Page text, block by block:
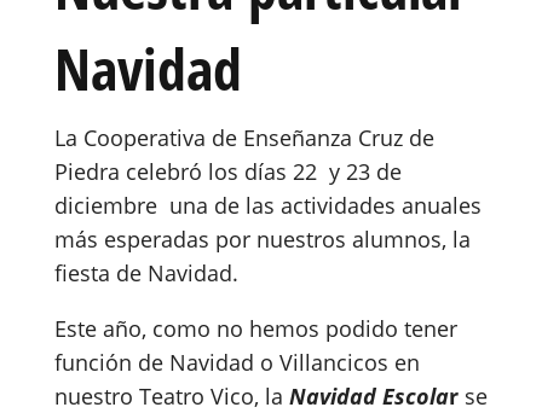
Navidad
La Cooperativa de Enseñanza Cruz de
Piedra celebró los días 22 y 23 de
diciembre una de las actividades anuales
más esperadas por nuestros alumnos, la
fiesta de Navidad.
Este año, como no hemos podido tener
función de Navidad o Villancicos en
nuestro Teatro Vico, la Navidad Escolar se